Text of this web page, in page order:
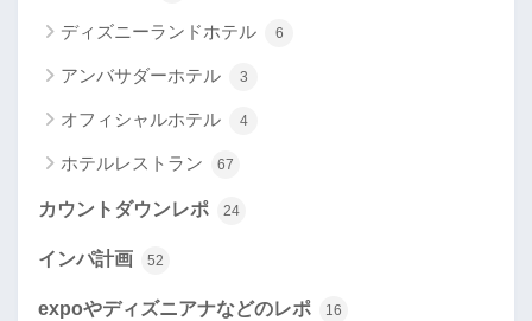
ディズニーランドホテル 6
アンバサダーホテル 3
オフィシャルホテル 4
ホテルレストラン 67
カウントダウンレポ 24
インパ計画 52
expoやディズニアナなどのレポ 16